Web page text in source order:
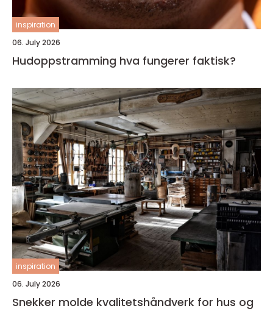
inspiration
06. July 2026
Hudoppstramming hva fungerer faktisk?
inspiration
06. July 2026
Snekker molde kvalitetshåndverk for hus og